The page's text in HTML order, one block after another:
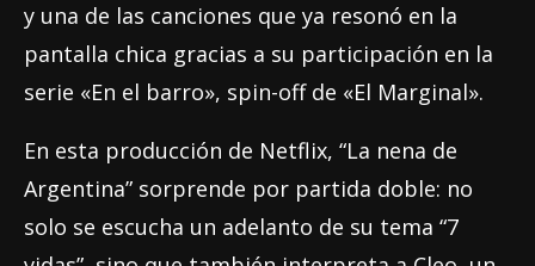
y una de las canciones que ya resonó en la
pantalla chica gracias a su participación en la
serie «En el barro», spin-off de «El Marginal».
En esta producción de Netflix, “La nena de
Argentina” sorprende por partida doble: no
solo se escucha un adelanto de su tema “7